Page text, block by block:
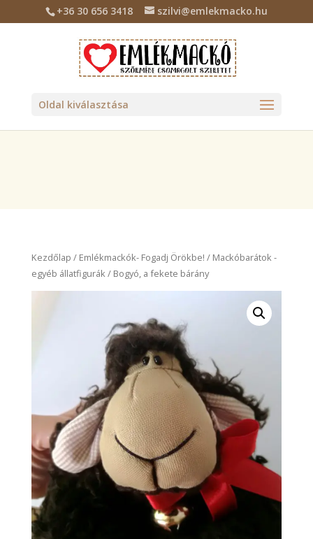
Deprecated: Required parameter $location follows optional
parameter $tax_class in/home/emlekmac/public_html/wp-
content/plugins/billingo/includes/class-billingo.php
+36 30 656 3418 szilvi@emlekmacko.hu
Oldal kiválasztása
Kezdőlap / Emlékmackók- Fogadj Örökbe! / Mackóbarátok -
egyéb állatfigurák / Bogyó, a fekete bárány